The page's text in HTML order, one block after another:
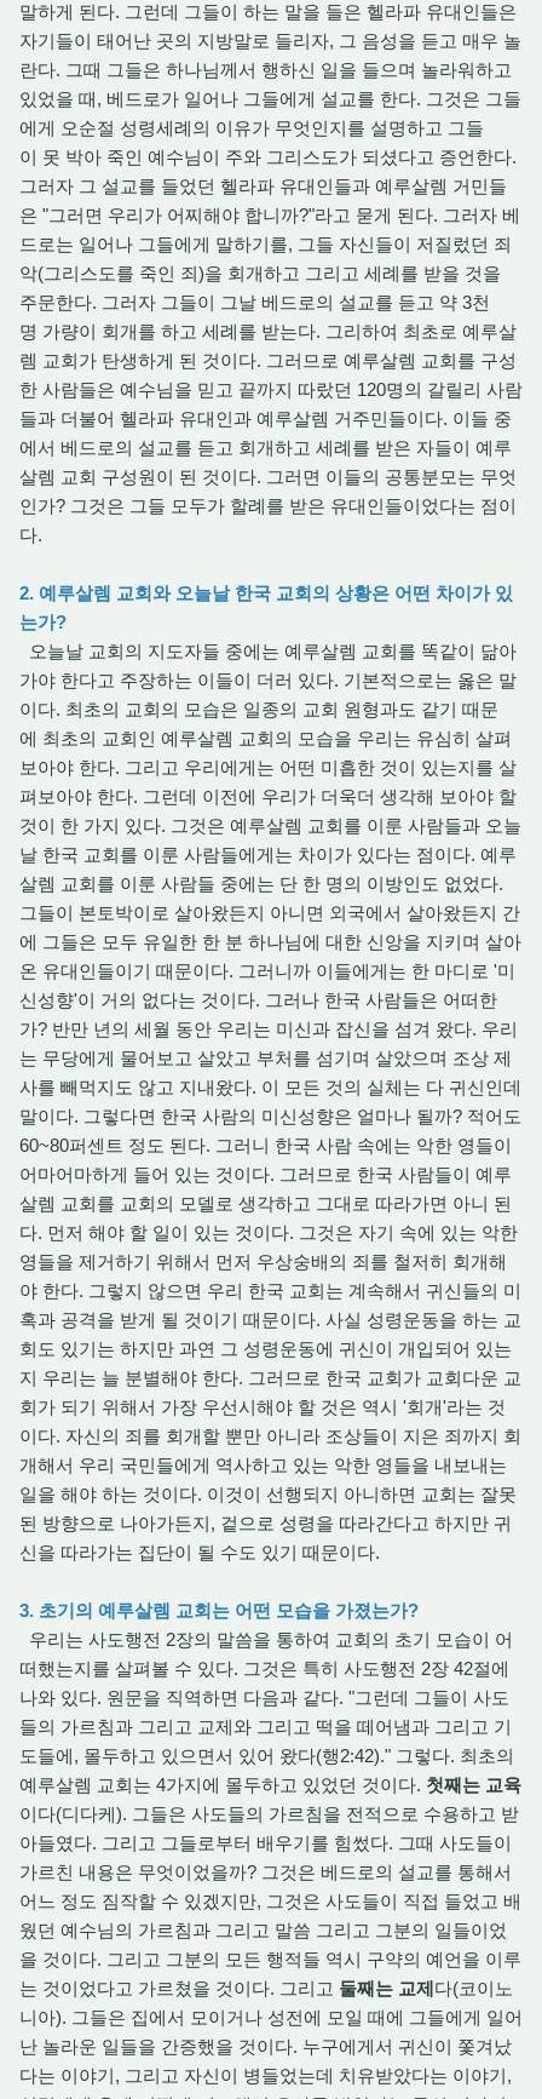
말하게 된다. 그런데 그들이 하는 말을 들은 헬라파 유대인들은
자기들이 태어난 곳의 지방말로 들리자, 그 음성을 듣고 매우 놀
란다. 그때 그들은 하나님께서 행하신 일을 들으며 놀라워하고
있었을 때, 베드로가 일어나 그들에게 설교를 한다. 그것은 그들
에게 오순절 성령세례의 이유가 무엇인지를 설명하고 그들
이 못 박아 죽인 예수님이 주와 그리스도가 되셨다고 증언한다.
그러자 그 설교를 들었던 헬라파 유대인들과 예루살렘 거민들
은 "그러면 우리가 어찌해야 합니까?"라고 묻게 된다. 그러자 베
드로는 일어나 그들에게 말하기를, 그들 자신들이 저질렀던 죄
악(그리스도를 죽인 죄)을 회개하고 그리고 세례를 받을 것을
주문한다. 그러자 그들이 그날 베드로의 설교를 듣고 약 3천
명 가량이 회개를 하고 세례를 받는다. 그리하여 최초로 예루살
렘 교회가 탄생하게 된 것이다. 그러므로 예루살렘 교회를 구성
한 사람들은 예수님을 믿고 끝까지 따랐던 120명의 갈릴리 사람
들과 더불어 헬라파 유대인과 예루살렘 거주민들이다. 이들 중
에서 베드로의 설교를 듣고 회개하고 세례를 받은 자들이 예루
살렘 교회 구성원이 된 것이다. 그러면 이들의 공통분모는 무엇
인가? 그것은 그들 모두가 할례를 받은 유대인들이었다는 점이
다.
2. 예루살렘 교회와 오늘날 한국 교회의 상황은 어떤 차이가 있
는가?
오늘날 교회의 지도자들 중에는 예루살렘 교회를 똑같이 닮아
가야 한다고 주장하는 이들이 더러 있다. 기본적으로는 옳은 말
이다. 최초의 교회의 모습은 일종의 교회 원형과도 같기 때문
에 최초의 교회인 예루살렘 교회의 모습을 우리는 유심히 살펴
보아야 한다. 그리고 우리에게는 어떤 미흡한 것이 있는지를 살
펴보아야 한다. 그런데 이전에 우리가 더욱더 생각해 보아야 할
것이 한 가지 있다. 그것은 예루살렘 교회를 이룬 사람들과 오늘
날 한국 교회를 이룬 사람들에게는 차이가 있다는 점이다. 예루
살렘 교회를 이룬 사람들 중에는 단 한 명의 이방인도 없었다.
그들이 본토박이로 살아왔든지 아니면 외국에서 살아왔든지 간
에 그들은 모두 유일한 한 분 하나님에 대한 신앙을 지키며 살아
온 유대인들이기 때문이다. 그러니까 이들에게는 한 마디로 '미
신성향'이 거의 없다는 것이다. 그러나 한국 사람들은 어떠한
가? 반만 년의 세월 동안 우리는 미신과 잡신을 섬겨 왔다. 우리
는 무당에게 물어보고 살았고 부처를 섬기며 살았으며 조상 제
사를 빼먹지도 않고 지내왔다. 이 모든 것의 실체는 다 귀신인데
말이다. 그렇다면 한국 사람의 미신성향은 얼마나 될까? 적어도
60~80퍼센트 정도 된다. 그러니 한국 사람 속에는 악한 영들이
어마어마하게 들어 있는 것이다. 그러므로 한국 사람들이 예루
살렘 교회를 교회의 모델로 생각하고 그대로 따라가면 아니 된
다. 먼저 해야 할 일이 있는 것이다. 그것은 자기 속에 있는 악한
영들을 제거하기 위해서 먼저 우상숭배의 죄를 철저히 회개해
야 한다. 그렇지 않으면 우리 한국 교회는 계속해서 귀신들의 미
혹과 공격을 받게 될 것이기 때문이다. 사실 성령운동을 하는 교
회도 있기는 하지만 과연 그 성령운동에 귀신이 개입되어 있는
지 우리는 늘 분별해야 한다. 그러므로 한국 교회가 교회다운 교
회가 되기 위해서 가장 우선시해야 할 것은 역시 '회개'라는 것
이다. 자신의 죄를 회개할 뿐만 아니라 조상들이 지은 죄까지 회
개해서 우리 국민들에게 역사하고 있는 악한 영들을 내보내는
일을 해야 하는 것이다. 이것이 선행되지 아니하면 교회는 잘못
된 방향으로 나아가든지, 겉으로 성령을 따라간다고 하지만 귀
신을 따라가는 집단이 될 수도 있기 때문이다.
3. 초기의 예루살렘 교회는 어떤 모습을 가졌는가?
우리는 사도행전 2장의 말씀을 통하여 교회의 초기 모습이 어
떠했는지를 살펴볼 수 있다. 그것은 특히 사도행전 2장 42절에
나와 있다. 원문을 직역하면 다음과 같다. "그런데 그들이 사도
들의 가르침과 그리고 교제와 그리고 떡을 떼어냄과 그리고 기
도들에, 몰두하고 있으면서 있어 왔다(행2:42)." 그렇다. 최초의
예루살렘 교회는 4가지에 몰두하고 있었던 것이다. 첫째는 교육
이다(디다케). 그들은 사도들의 가르침을 전적으로 수용하고 받
아들였다. 그리고 그들로부터 배우기를 힘썼다. 그때 사도들이
가르친 내용은 무엇이었을까? 그것은 베드로의 설교를 통해서
어느 정도 짐작할 수 있겠지만, 그것은 사도들이 직접 들었고 배
웠던 예수님의 가르침과 그리고 말씀 그리고 그분의 일들이었
을 것이다. 그리고 그분의 모든 행적들 역시 구약의 예언을 이루
는 것이었다고 가르쳤을 것이다. 그리고 둘째는 교제다(코이노
니아). 그들은 집에서 모이거나 성전에 모일 때에 그들에게 일어
난 놀라운 일들을 간증했을 것이다. 누구에게서 귀신이 쫓겨났
다는 이야기, 그리고 자신이 병들었는데 치유받았다는 이야기,